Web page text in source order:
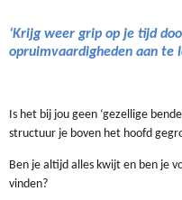
‘Krijg weer grip op je tijd
opruimvaardigheden aan te
Is het bij jou geen ‘gezellige
structuur je boven het hoofd
Ben je altijd alles kwijt en ben je
vinden?